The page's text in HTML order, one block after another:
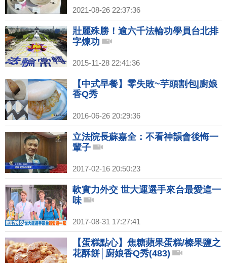
2021-08-26 22:37:36
壯麗殊勝！逾六千法輪功學員台北排
字煉功
2015-11-28 22:41:36
【中式早餐】零失敗~芋頭割包|廚娘
香Q秀
2016-06-26 20:29:36
立法院長蘇嘉全：不看神韻會後悔一
輩子
2017-02-16 20:50:23
軟實力外交 世大運選手來台最愛這一
味
2017-08-31 17:27:41
【蛋糕點心】焦糖蘋果蛋糕/榛果鹽之
花酥餅│廚娘香Q秀(483)